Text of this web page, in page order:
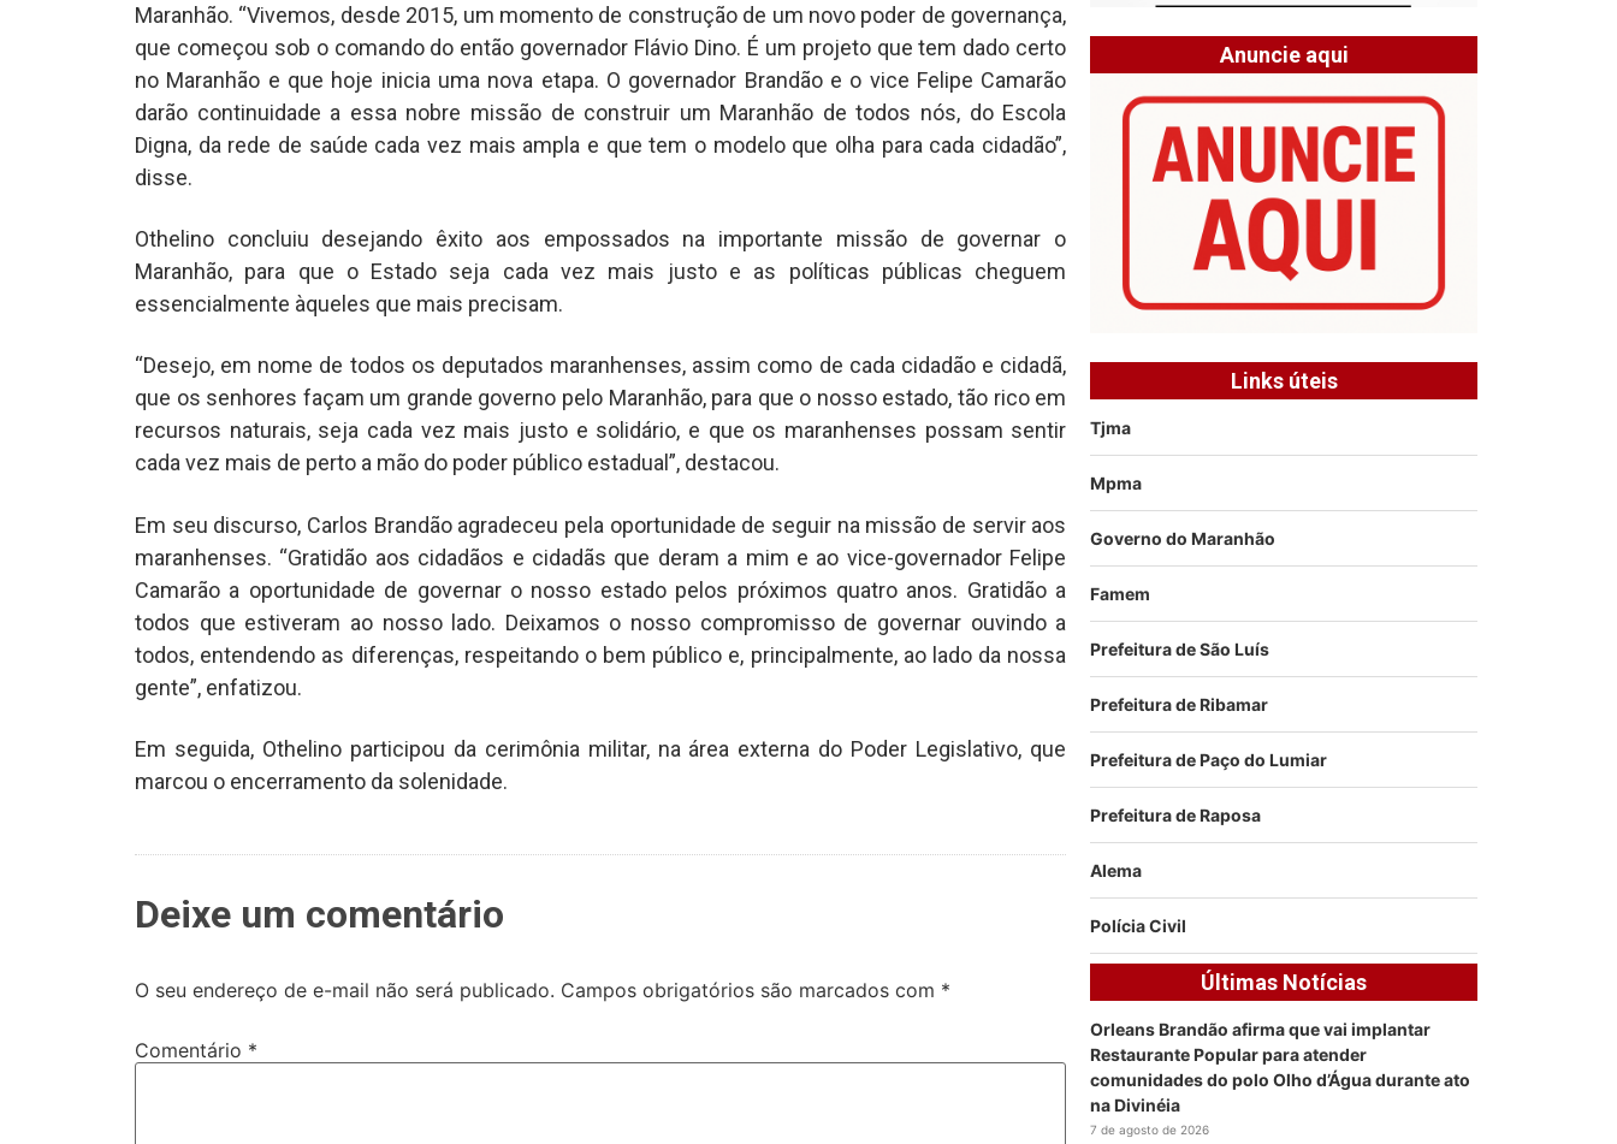
Maranhão. “Vivemos, desde 2015, um momento de construção de um novo poder de governança,
que começou sob o comando do então governador Flávio Dino. É um projeto que tem dado certo
no Maranhão e que hoje inicia uma nova etapa. O governador Brandão e o vice Felipe Camarão
darão continuidade a essa nobre missão de construir um Maranhão de todos nós, do Escola
Digna, da rede de saúde cada vez mais ampla e que tem o modelo que olha para cada cidadão”,
disse.
Othelino concluiu desejando êxito aos empossados na importante missão de governar o
Maranhão, para que o Estado seja cada vez mais justo e as políticas públicas cheguem
essencialmente àqueles que mais precisam.
“Desejo, em nome de todos os deputados maranhenses, assim como de cada cidadão e cidadã,
que os senhores façam um grande governo pelo Maranhão, para que o nosso estado, tão rico em
recursos naturais, seja cada vez mais justo e solidário, e que os maranhenses possam sentir
cada vez mais de perto a mão do poder público estadual”, destacou.
Em seu discurso, Carlos Brandão agradeceu pela oportunidade de seguir na missão de servir aos
maranhenses. “Gratidão aos cidadãos e cidadãs que deram a mim e ao vice-governador Felipe
Camarão a oportunidade de governar o nosso estado pelos próximos quatro anos. Gratidão a
todos que estiveram ao nosso lado. Deixamos o nosso compromisso de governar ouvindo a
todos, entendendo as diferenças, respeitando o bem público e, principalmente, ao lado da nossa
gente”, enfatizou.
Em seguida, Othelino participou da cerimônia militar, na área externa do Poder Legislativo, que
marcou o encerramento da solenidade.
Deixe um comentário
O seu endereço de e-mail não será publicado. Campos obrigatórios são marcados com *
Comentário *
Anuncie aqui
Links úteis
Tjma
Mpma
Governo do Maranhão
Famem
Prefeitura de São Luís
Prefeitura de Ribamar
Prefeitura de Paço do Lumiar
Prefeitura de Raposa
Alema
Polícia Civil
Últimas Notícias
Orleans Brandão afirma que vai implantar
Restaurante Popular para atender
comunidades do polo Olho d’Água durante ato
na Divinéia
7 de agosto de 2026